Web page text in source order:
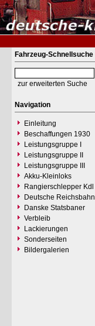
Fahrzeug-Schnellsuche
zur erweiterten Suche
Navigation
Einleitung
Beschaffungen 1930
Leistungsgruppe I
Leistungsgruppe II
Leistungsgruppe III
Akku-Kleinloks
Rangierschlepper Kdl
Deutsche Reichsbahn
Danske Statsbaner
Verbleib
Lackierungen
Sonderseiten
Bildergalerien